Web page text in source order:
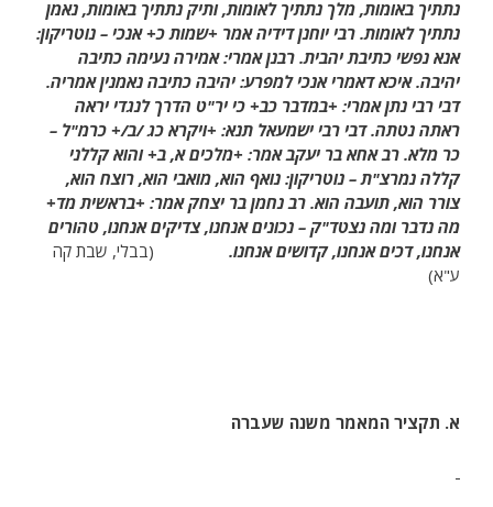
נתתיך באומות, מלך נתתיך לאומות, ותיק נתתיך באומות, נאמן
נתתיך לאומות. רבי יוחנן דידיה אמר +שמות כ+ אנכי – נוטריקון:
אנא נפשי כתיבת יהבית. רבנן אמרי: אמירה נעימה כתיבה
יהיבה. איכא דאמרי אנכי למפרע: יהיבה כתיבה נאמנין אמריה.
דבי רבי נתן אמרי: +במדבר כב+ כי יר"ט הדרך לנגדי יראה
ראתה נטתה. דבי רבי ישמעאל תנא: +ויקרא כג /ב/+ כרמ"ל –
כר מלא. רב אחא בר יעקב אמר: +מלכים א, ב+ והוא קללני
קללה נמרצ"ת – נוטריקון: נואף הוא, מואבי הוא, רוצח הוא,
צורר הוא, תועבה הוא. רב נחמן בר יצחק אמר: +בראשית מד+
מה נדבר ומה נצטד"ק – נכונים אנחנו, צדיקים אנחנו, טהורים
אנחנו, דכים אנחנו, קדושים אנחנו.
(בבלי, שבת קה
ע"א)
א. תקציר המאמר משנה שעברה